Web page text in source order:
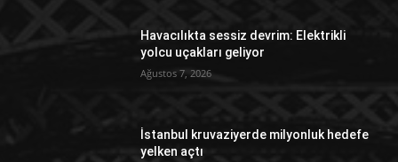
Havacılıkta sessiz devrim: Elektrikli
yolcu uçakları geliyor
Ağustos 7, 2026
İstanbul kruvaziyerde milyonluk hedefe
yelken açtı